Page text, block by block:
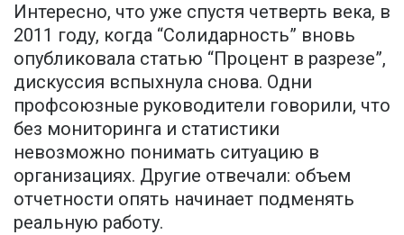
Интересно, что уже спустя четверть века, в
2011 году, когда “Солидарность” вновь
опубликовала статью “Процент в разрезе”,
дискуссия вспыхнула снова. Одни
профсоюзные руководители говорили, что
без мониторинга и статистики
невозможно понимать ситуацию в
организациях. Другие отвечали: объем
отчетности опять начинает подменять
реальную работу.